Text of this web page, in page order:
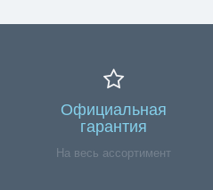
Официальная
гарантия
На весь ассортимент